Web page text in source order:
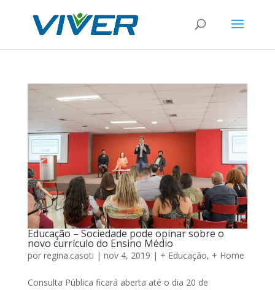
Educação – Sociedade pode opinar sobre o
novo currículo do Ensino Médio
por regina.casoti | nov 4, 2019 | + Educação, + Home
Consulta Pública ficará aberta até o dia 20 de